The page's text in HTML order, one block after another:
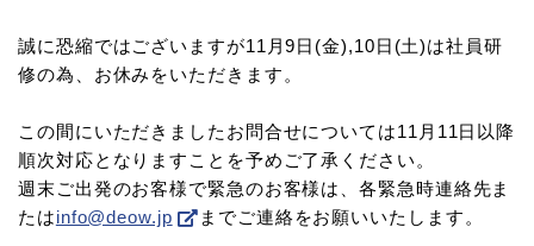
誠に恐縮ではございますが11月9日(金),10日(土)は社員研
修の為、お休みをいただきます。
この間にいただきましたお問合せについては11月11日以降
順次対応となりますことを予めご了承ください。
週末ご出発のお客様で緊急のお客様は、各緊急時連絡先ま
たはinfo@deow.jp までご連絡をお願いいたします。